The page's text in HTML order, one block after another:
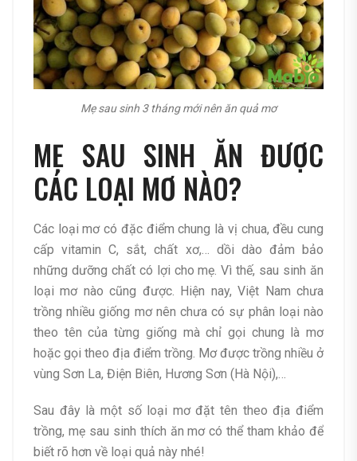
Mẹ sau sinh 3 tháng mới nên ăn quả mơ
MẸ SAU SINH ĂN ĐƯỢC
CÁC LOẠI MƠ NÀO?
Các loại mơ có đặc điểm chung là vị chua, đều cung
cấp vitamin C, sắt, chất xơ,… dồi dào đảm bảo
những dưỡng chất có lợi cho mẹ. Vì thế, sau sinh ăn
loại mơ nào cũng được. Hiện nay, Việt Nam chưa
trồng nhiều giống mơ nên chưa có sự phân loại nào
theo tên của từng giống mà chỉ gọi chung là mơ
hoặc gọi theo địa điểm trồng. Mơ được trồng nhiều ở
vùng Sơn La, Điện Biên, Hương Sơn (Hà Nội),…
Sau đây là một số loại mơ đặt tên theo địa điểm
trồng, mẹ sau sinh thích ăn mơ có thể tham khảo để
biết rõ hơn về loại quả này nhé!